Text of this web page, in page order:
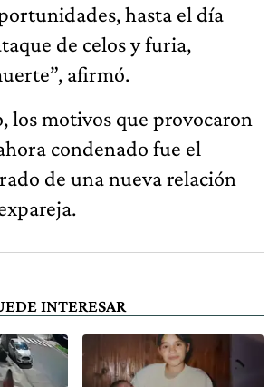
hasta el día
de celos y furia,
afirmó.
los motivos que provocaron
condenado fue el
de una nueva relación
INTERESAR